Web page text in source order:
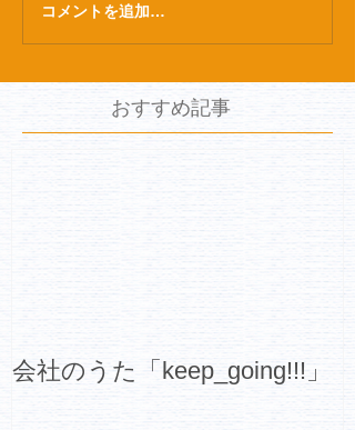
コメントを追加…
おすすめ記事
会社のうた「keep_going!!!」